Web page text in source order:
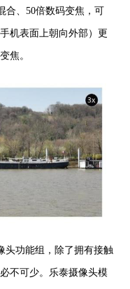
合、50倍数码变焦，可
机表面上朝向外部）更
焦。
头功能组，除了拥有接触
不可少。乐泰摄像头模